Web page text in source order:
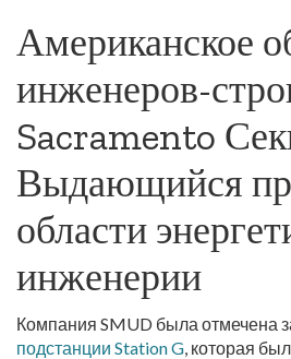
Американское
инженеров-
Sacramento
Выдающийся
области
инженерии
Компания SMUD была отмечена
подстанции Station G, которая